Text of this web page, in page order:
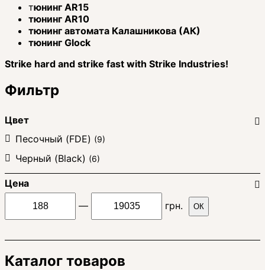
тюнинг AR15
тюнинг AR10
тюнинг автомата Калашникова (АК)
тюнинг Glock
Strike hard and strike fast with Strike Industries!
Фильтр
Цвет
Песочный (FDE) (9)
Черный (Black) (6)
Цена
—
грн. ОК
Каталог товаров